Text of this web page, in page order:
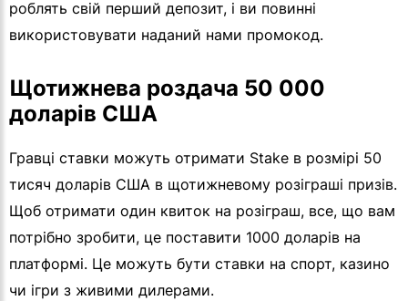
роблять свій перший депозит, і ви повинні
використовувати наданий нами промокод.
Щотижнева роздача 50 000
доларів США
Гравці ставки можуть отримати Stake в розмірі 50
тисяч доларів США в щотижневому розіграші призів.
Щоб отримати один квиток на розіграш, все, що вам
потрібно зробити, це поставити 1000 доларів на
платформі. Це можуть бути ставки на спорт, казино
чи ігри з живими дилерами.